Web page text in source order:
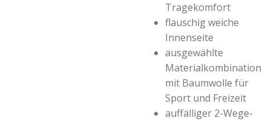
Tragekomfort
flauschig weiche
Innenseite
ausgewählte
Materialkombination
mit Baumwolle für
Sport und Freizeit
auffälliger 2-Wege-